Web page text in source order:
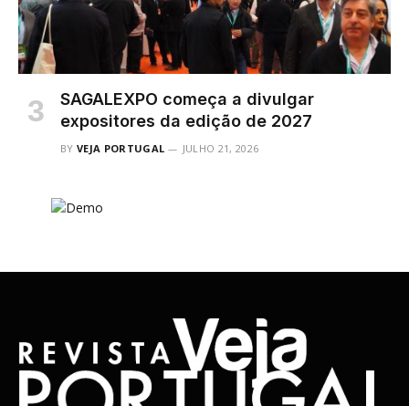
SAGALEXPO começa a divulgar
expositores da edição de 2027
BY VEJA PORTUGAL JULHO 21, 2026